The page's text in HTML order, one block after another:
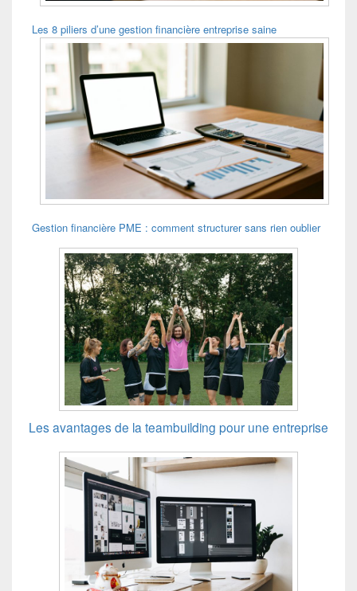
Les 8 piliers d’une gestion financière entreprise saine
Gestion financière PME : comment structurer sans rien oublier
Les avantages de la teambuilding pour une entreprise